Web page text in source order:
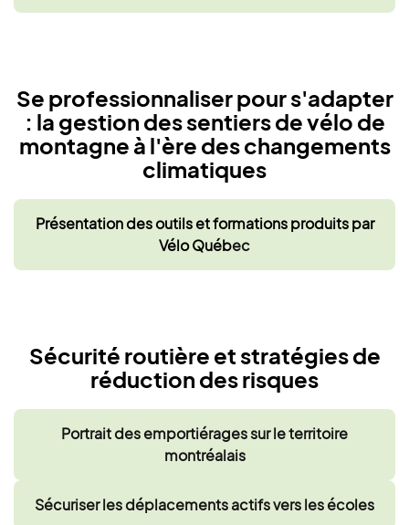
Se professionnaliser pour s'adapter
: la gestion des sentiers de vélo de
montagne à l'ère des changements
climatiques
Présentation des outils et formations produits par
Vélo Québec
Sécurité routière et stratégies de
réduction des risques
Portrait des emportiérages sur le territoire
montréalais
Sécuriser les déplacements actifs vers les écoles